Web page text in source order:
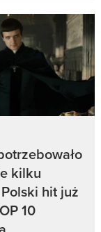
kilku
hit już
10